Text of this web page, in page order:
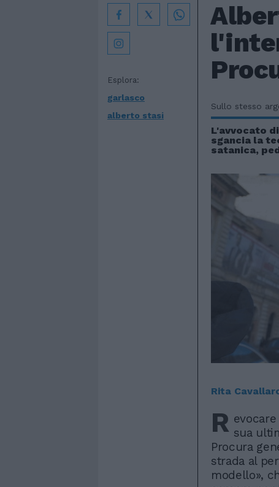
Esplora:
garlasco
alberto stasi
Sullo stesso
L'avvocato
sgancia la
satanica,
Rita
R sua
Procura
strada al
modello»,